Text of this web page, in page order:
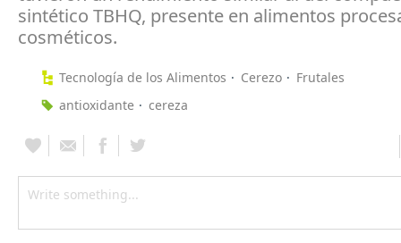
sintético TBHQ, presente en alimentos
cosméticos.
Tecnología de los Alimentos Cerezo
Frutales
antioxidante
cereza